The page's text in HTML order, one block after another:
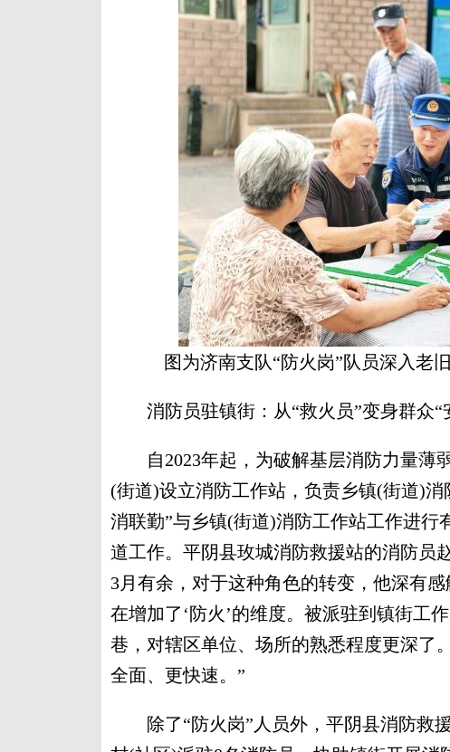
图为济南支队“防火岗”队员深入老
消防员驻镇街：从“救火员”变身群众“
自2023年起，为破解基层消防力量薄
(街道)设立消防工作站，负责乡镇(街道)
消联勤”与乡镇(街道)消防工作站工作进
道工作。平阴县玫城消防救援站的消防员
3月有余，对于这种角色的转变，他深有
在增加了‘防火’的维度。被派驻到镇街工
巷，对辖区单位、场所的熟悉程度更深了
全面、更快速。”
除了“防火岗”人员外，平阴县消防救